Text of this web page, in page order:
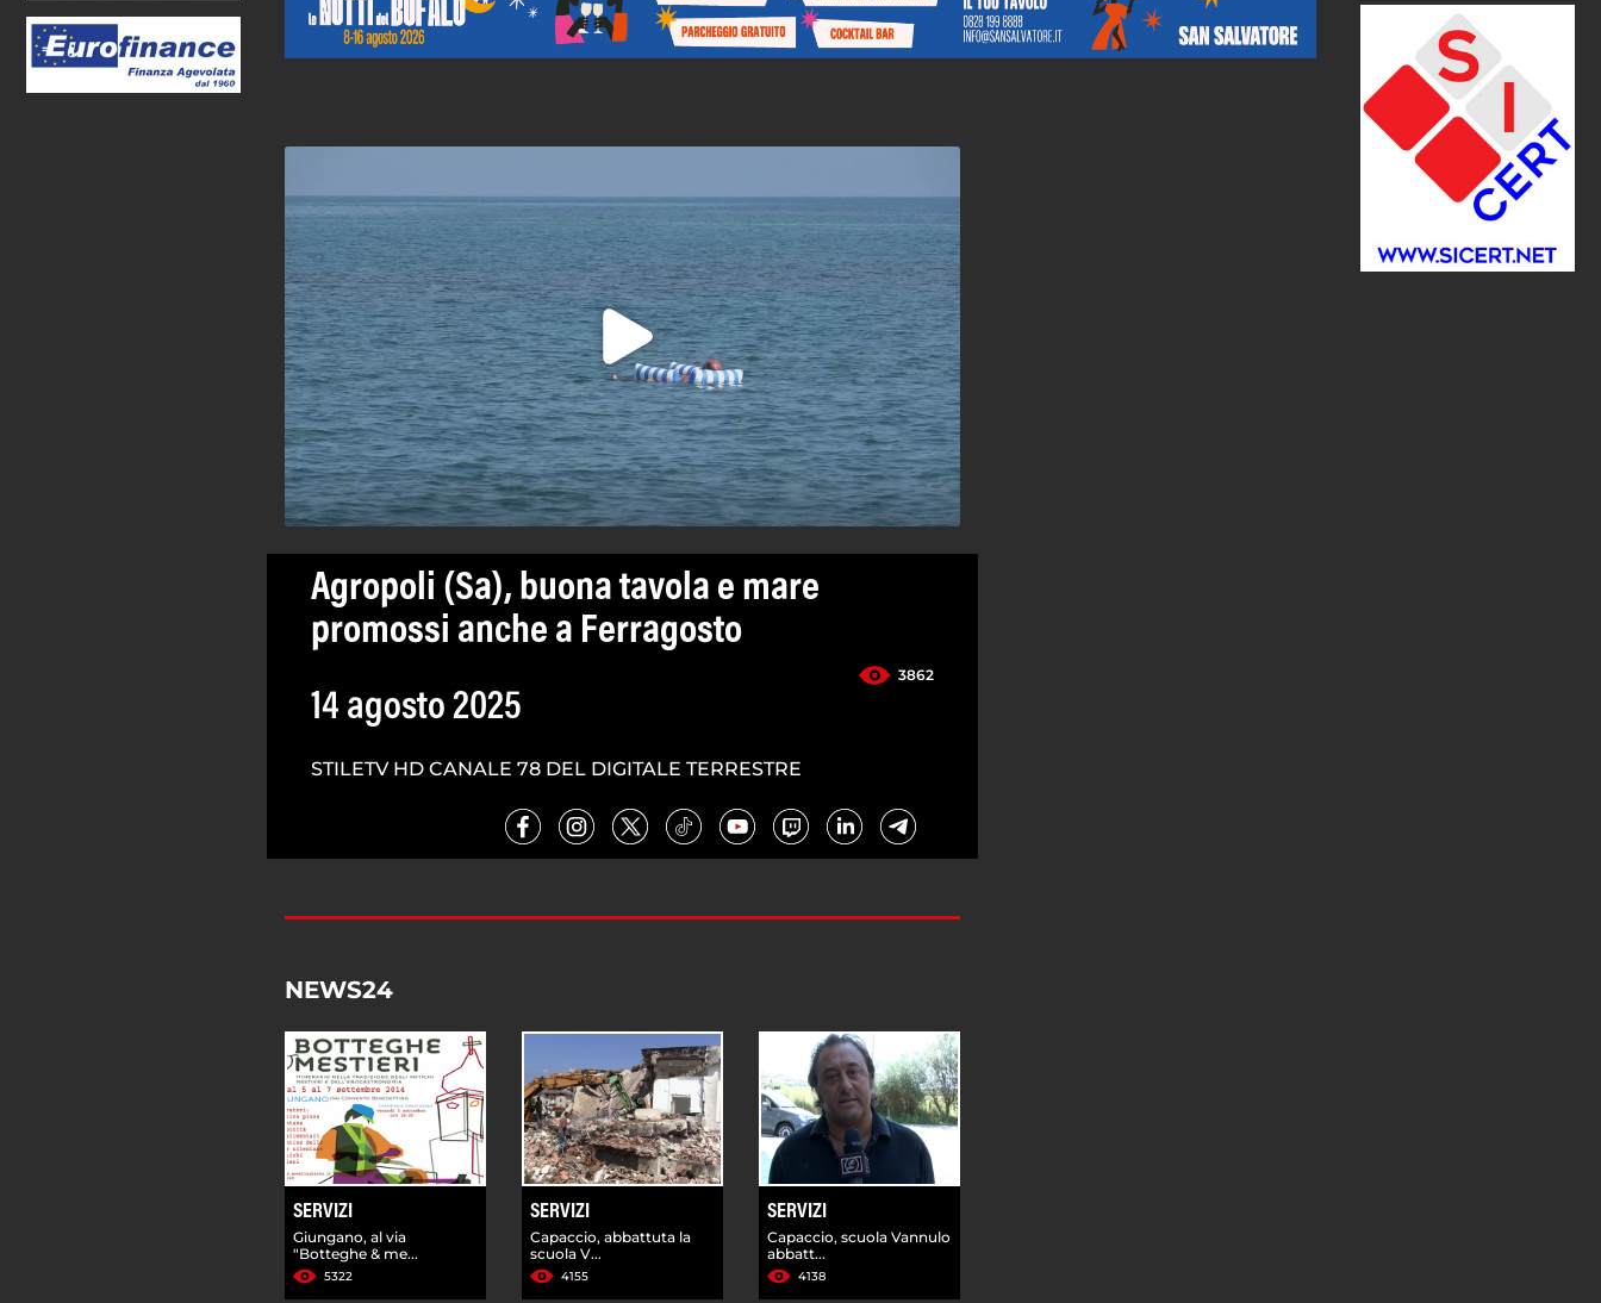
Agropoli (Sa), buona tavola e mare
promossi anche a Ferragosto
3862
14 agosto 2025
STILETV HD CANALE 78 DEL DIGITALE TERRESTRE
NEWS24
SERVIZI
Giungano, al via
"Botteghe & me...
5322
SERVIZI
Capaccio, abbattuta la
scuola V...
4155
SERVIZI
Capaccio, scuola Vannulo
abbatt...
4138